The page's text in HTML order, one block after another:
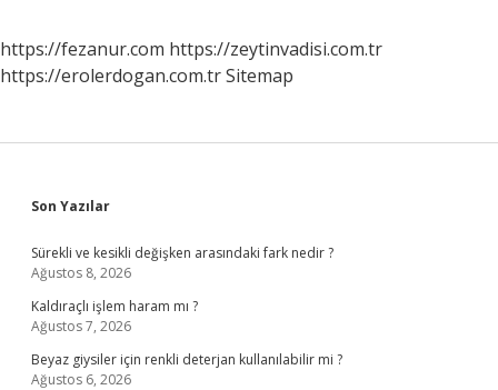
https://fezanur.com https://zeytinvadisi.com.tr
https://erolerdogan.com.trSitemap
Sidebar
Son Yazılar
Sürekli ve kesikli değişken arasındaki fark nedir ?
Ağustos 8, 2026
Kaldıraçlı işlem haram mı ?
Ağustos 7, 2026
Beyaz giysiler için renkli deterjan kullanılabilir mi ?
Ağustos 6, 2026